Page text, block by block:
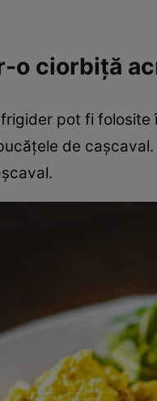
o ciorbiță
pot fi
de